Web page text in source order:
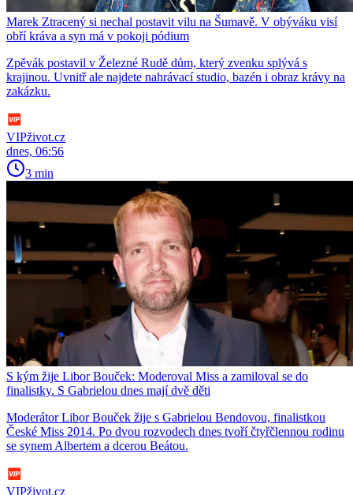
Marek Ztracený si nechal postavit vilu na Šumavě. V obýváku visí
obří kráva a syn má v pokoji pódium
Zpěvák postavil v Železné Rudě dům, který zvenku splývá s
krajinou. Uvnitř ale najdete nahrávací studio, bazén i obraz krávy na
zakázku.
VIPživot.cz
dnes, 06:56
3 min
S kým žije Libor Bouček: Moderoval Miss a zamiloval se do
finalistky. S Gabrielou dnes mají dvě děti
Moderátor Libor Bouček žije s Gabrielou Bendovou, finalistkou
České Miss 2014. Po dvou rozvodech dnes tvoří čtyřčlennou rodinu
se synem Albertem a dcerou Beátou.
VIPživot.cz